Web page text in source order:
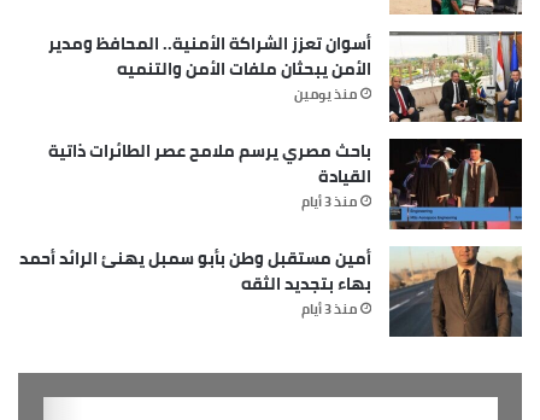
أسوان تعزز الشراكة الأمنية.. المحافظ ومدير
الأمن يبحثان ملفات الأمن والتنميه
منذ يومين
باحث مصري يرسم ملامح عصر الطائرات ذاتية
القيادة
منذ 3 أيام
أمين مستقبل وطن بأبو سمبل يهنئ الرائد أحمد
بهاء بتجديد الثقه
منذ 3 أيام